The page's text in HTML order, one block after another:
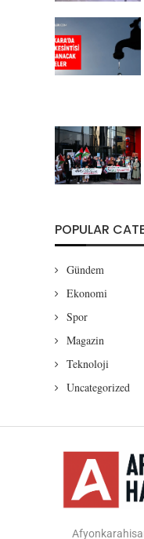
POPULAR
Gündem
Ekonomi
Spor
Magazin
Teknoloji
Uncategorized